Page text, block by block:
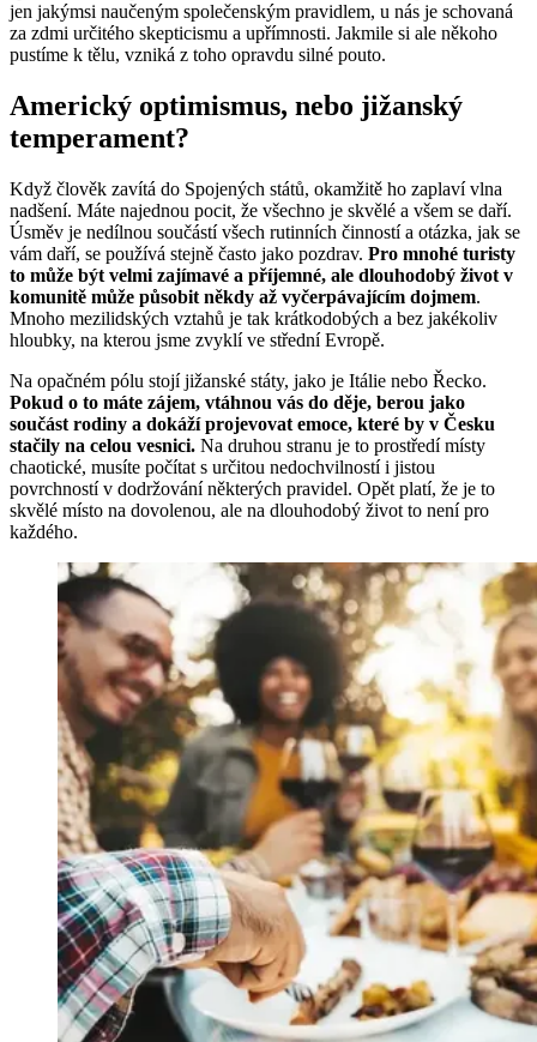
jen jakýmsi naučeným společenským pravidlem, u nás je schovaná
za zdmi určitého skepticismu a upřímnosti. Jakmile si ale někoho
pustíme k tělu, vzniká z toho opravdu silné pouto.
Americký optimismus, nebo jižanský
temperament?
Když člověk zavítá do Spojených států, okamžitě ho zaplaví vlna
nadšení. Máte najednou pocit, že všechno je skvělé a všem se daří.
Úsměv je nedílnou součástí všech rutinních činností a otázka, jak se
vám daří, se používá stejně často jako pozdrav. Pro mnohé turisty
to může být velmi zajímavé a příjemné, ale dlouhodobý život v
komunitě může působit někdy až vyčerpávajícím dojmem.
Mnoho mezilidských vztahů je tak krátkodobých a bez jakékoliv
hloubky, na kterou jsme zvyklí ve střední Evropě.
Na opačném pólu stojí jižanské státy, jako je Itálie nebo Řecko.
Pokud o to máte zájem, vtáhnou vás do děje, berou jako
součást rodiny a dokáží projevovat emoce, které by v Česku
stačily na celou vesnici. Na druhou stranu je to prostředí místy
chaotické, musíte počítat s určitou nedochvilností i jistou
povrchností v dodržování některých pravidel. Opět platí, že je to
skvělé místo na dovolenou, ale na dlouhodobý život to není pro
každého.